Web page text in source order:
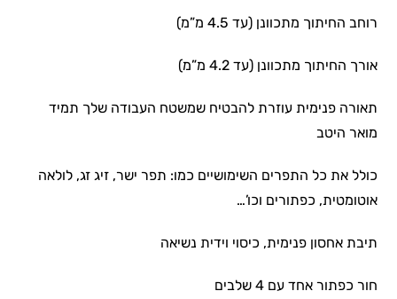
רוחב החיתוך מתכוונן (עד 4.5 מ”מ)
אורך החיתוך מתכוונן (עד 4.2 מ”מ)
תאורה פנימית עוזרת להבטיח שמשטח העבודה שלך תמיד
מואר היטב
כולל את כל התפרים השימושיים כמו: תפר ישר, זיג זג, לולאה
אוטומטית, כפתורים וכו’…
תיבת אחסון פנימית, כיסוי וידית נשיאה
חור כפתור אחד עם 4 שלבים